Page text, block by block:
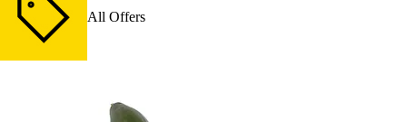
All Offers